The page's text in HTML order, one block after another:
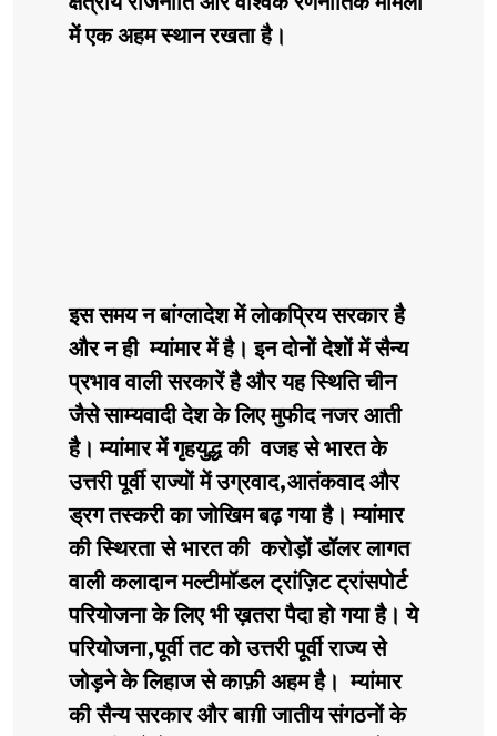
में एक अहम स्थान रखता है।
इस समय न बांग्लादेश में लोकप्रिय सरकार है
और न ही म्यांमार में है। इन दोनों देशों में सैन्य
प्रभाव वाली सरकारें है और यह स्थिति चीन
जैसे साम्यवादी देश के लिए मुफीद नजर आती
है। म्यांमार में गृहयुद्ध की वजह से भारत के
उत्तरी पूर्वी राज्यों में उग्रवाद,आतंकवाद और
ड्रग तस्करी का जोखिम बढ़ गया है। म्यांमार
की स्थिरता से भारत की करोड़ों डॉलर लागत
वाली कलादान मल्टीमॉडल ट्रांज़िट ट्रांसपोर्ट
परियोजना के लिए भी ख़तरा पैदा हो गया है। ये
परियोजना,पूर्वी तट को उत्तरी पूर्वी राज्य से
जोड़ने के लिहाज से काफ़ी अहम है। म्यांमार
की सैन्य सरकार और बाग़ी जातीय संगठनों के